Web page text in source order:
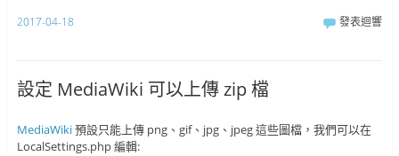
2017-04-18 發表迴響
設定 MediaWiki 可以上傳 zip 檔
MediaWiki預設只能上傳 png、gif、jpg、jpeg 這些圖檔，我們可以在
LocalSettings.php 編輯: